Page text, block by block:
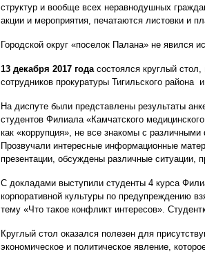
структур и вообще всех неравнодушных
акции и мероприятия, печатаются листовки и
Городской округ «поселок Палана» не явился
13 декабря 2017 годасостоялся круглый стол,
сотрудников прокуратуры Тигильского района
На диспуте были представлены результаты
студентов Филиала «Камчатского
как «коррупция», не все знакомы с
Прозвучали интересные информационные
презентации, обсуждены различные ситуации,
С докладами выступили студенты 4 курса
корпоративной культуры по предупреждению
тему «Что такое конфликт интересов».
Круглый стол оказался полезен для
экономическое и политическое явление,